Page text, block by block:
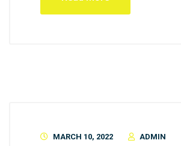
MARCH 10, 2022 ADMIN